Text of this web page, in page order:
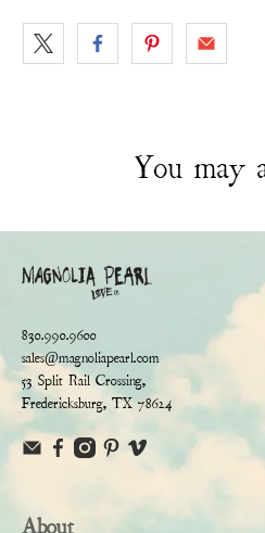
You may
830.990.9600
sales@magnoliapearl.com
53 Split Rail Crossing,
Fredericksburg, TX 78624
About